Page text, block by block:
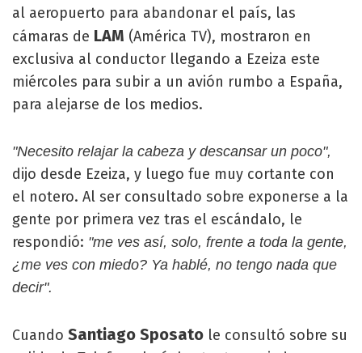
al aeropuerto para abandonar el país, las
cámaras de LAM (América TV), mostraron en
exclusiva al conductor llegando a Ezeiza este
miércoles para subir a un avión rumbo a España,
para alejarse de los medios.
"Necesito relajar la cabeza y descansar un poco",
dijo desde Ezeiza, y luego fue muy cortante con
el notero. Al ser consultado sobre exponerse a la
gente por primera vez tras el escándalo, le
respondió: "me ves así, solo, frente a toda la gente,
¿me ves con miedo? Ya hablé, no tengo nada que
decir".
Cuando Santiago Sposato le consultó sobre su